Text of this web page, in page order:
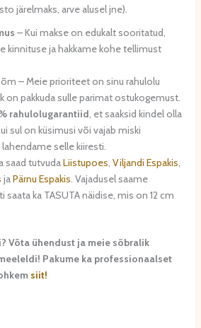
järelmaks, arve alusel jne).
– Kui makse on edukalt sooritatud,
kinnituse ja hakkame kohe tellimust
– Meie prioriteet on sinu rahulolu
on pakkuda sulle parimat ostukogemust.
rahulolugarantiid, et saaksid kindel olla
sul on küsimusi või vajab miski
selle kiiresti.
saad tutvudaLiistupoes, Viljandi Espakis,
jaPärnu Espakis. Vajadusel saame
saata ka TASUTA näidise, mis on 12 cm
Võta ühendust ja meie sõbralik
Pakume ka professionaalset
siit!